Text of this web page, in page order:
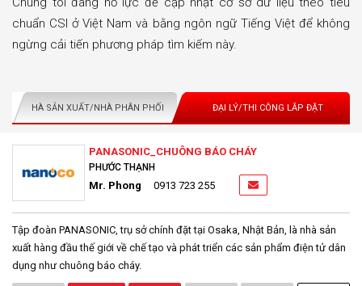
chuẩn CSI ở Việt Nam và bằng ngôn ngữ Tiếng Việt để không
ngừng cải tiến phương pháp tìm kiếm này.
NHÀ SẢN XUẤT/NHÀ PHÂN PHỐI ĐẠI LÝ/THI CÔNG LẮP ĐẶT
PANASONIC_CHUÔNG BÁO CHÁY
PHƯỚC THẠNH
Mr. Phong 0913 723 255
Tập đoàn PANASONIC, trụ sở chính đặt tại Osaka, Nhật Bản, là nhà sản
xuất hàng đầu thế giới về chế tạo và phát triển các sản phẩm điện tử dân
dụng như chuông báo cháy.